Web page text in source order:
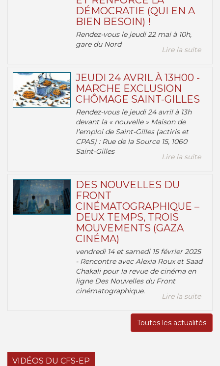
DÉMOCRATIE (QUI EN A
BIEN BESOIN) !
Rendez-vous le jeudi 22 mai à 10h,
gare du Nord
Lire la suite
JEUDI 24 AVRIL À 13H00 -
MARCHE EXCLUSION
CHÔMAGE SAINT-GILLES
Rendez-vous le jeudi 24 avril à 13h
devant la « nouvelle » Maison de
l’emploi de Saint-Gilles (actiris et
CPAS) : Rue de la Source 15, 1060
Saint-Gilles
Lire la suite
DES NOUVELLES DU
FRONT
CINÉMATOGRAPHIQUE –
DEUX TEMPS, TROIS
MOUVEMENTS (GAZA
CINÉMA)
vendredi 14 et samedi 15 février 2025
- Rencontre avec Alexia Roux et Saad
Chakali pour la revue de cinéma en
ligne Des Nouvelles du Front
cinématographique.
Lire la suite
Toutes les actualités
VIDÉOS DU CFS-EP